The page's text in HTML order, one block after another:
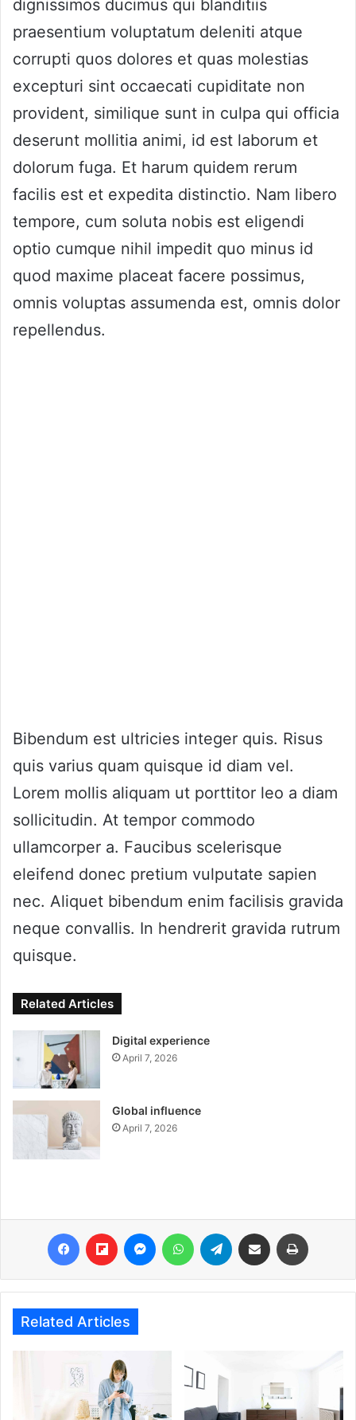
dignissimos ducimus qui blanditiis
praesentium voluptatum deleniti atque
corrupti quos dolores et quas molestias
excepturi sint occaecati cupiditate non
provident, similique sunt in culpa qui officia
deserunt mollitia animi, id est laborum et
dolorum fuga. Et harum quidem rerum
facilis est et expedita distinctio. Nam libero
tempore, cum soluta nobis est eligendi
optio cumque nihil impedit quo minus id
quod maxime placeat facere possimus,
omnis voluptas assumenda est, omnis dolor
repellendus.
Bibendum est ultricies integer quis. Risus
quis varius quam quisque id diam vel.
Lorem mollis aliquam ut porttitor leo a diam
sollicitudin. At tempor commodo
ullamcorper a. Faucibus scelerisque
eleifend donec pretium vulputate sapien
nec. Aliquet bibendum enim facilisis gravida
neque convallis. In hendrerit gravida rutrum
quisque.
Related Articles
Digital experience
April 7, 2026
Global influence
April 7, 2026
FacebookFlipboard MessengerWhatsAppTelegram Share via Email
Related Articles